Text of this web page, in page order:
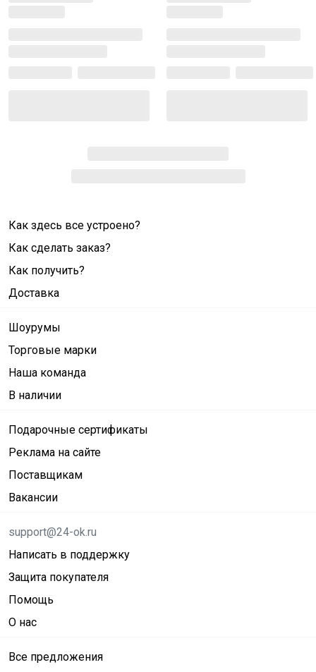
Как здесь все устроено?
Как сделать заказ?
Как получить?
Доставка
Шоурумы
Торговые марки
Наша команда
В наличии
Подарочные сертификаты
Реклама на сайте
Поставщикам
Вакансии
support@24-ok.ru
Написать в поддержку
Защита покупателя
Помощь
О нас
Все предложения